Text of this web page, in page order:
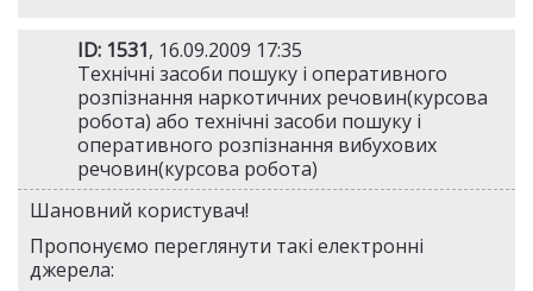
ID: 1531, 16.09.2009 17:35
Технічні засоби пошуку і оперативного
розпізнання наркотичних речовин(курсова
робота) або технічні засоби пошуку і
оперативного розпізнання вибухових
речовин(курсова робота)
Шановний користувач!
Пропонуємо переглянути такі електронні
джерела: